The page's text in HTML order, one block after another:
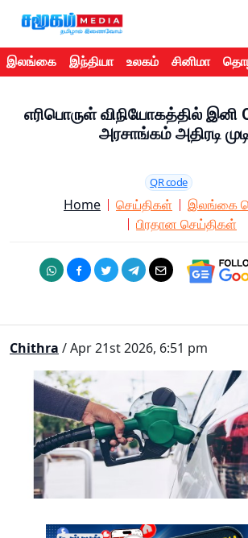
இலங்கை இந்தியா உலகம் சினிமா
எரிபொருள் விநியோகத்தில் இனி
அரசாங்கம் அதிரடி
QR code
Home செய்திகள்
இலங்கை
பிரதான செய்திகள்
Chithra / Apr 21st 2026, 6:51 pm